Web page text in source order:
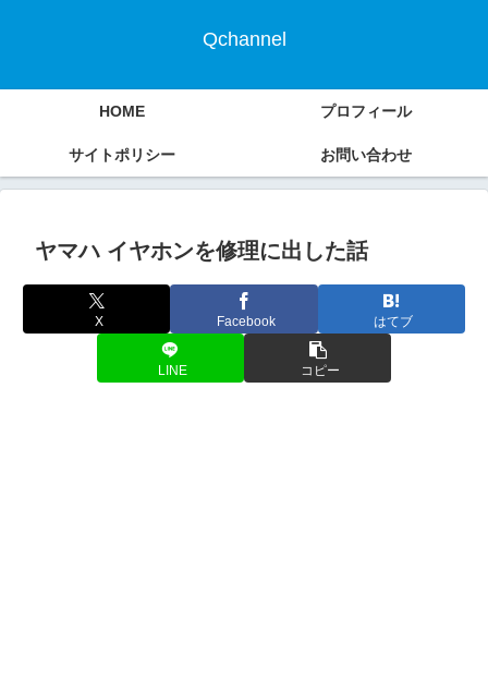
Qchannel
HOME プロフィール
サイトポリシー お問い合わせ
ヤマハ イヤホンを修理に出した話
X Facebook はてブ
LINE コピー